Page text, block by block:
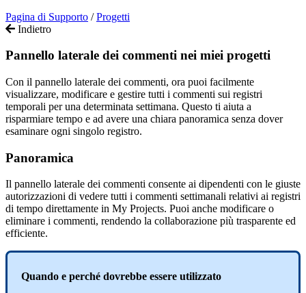
Pagina di Supporto / Progetti
Indietro
Pannello laterale dei commenti nei miei progetti
Con il pannello laterale dei commenti, ora puoi facilmente
visualizzare, modificare e gestire tutti i commenti sui registri
temporali per una determinata settimana. Questo ti aiuta a
risparmiare tempo e ad avere una chiara panoramica senza dover
esaminare ogni singolo registro.
Panoramica
Il pannello laterale dei commenti consente ai dipendenti con le giuste
autorizzazioni di vedere tutti i commenti settimanali relativi ai registri
di tempo direttamente in My Projects. Puoi anche modificare o
eliminare i commenti, rendendo la collaborazione più trasparente ed
efficiente.
Quando e perché dovrebbe essere utilizzato